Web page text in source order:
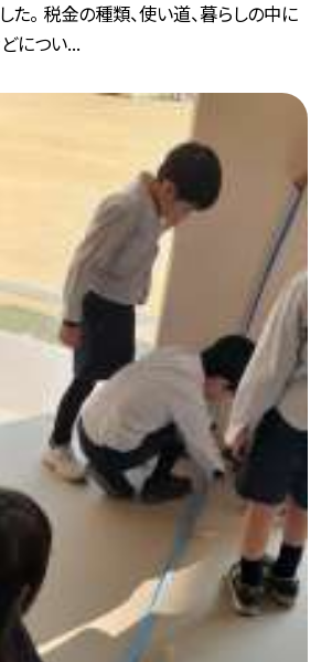
。 税金の種類、使い道、暮らしの中に
につい...